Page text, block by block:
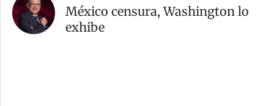
México censura, Washington lo
exhibe